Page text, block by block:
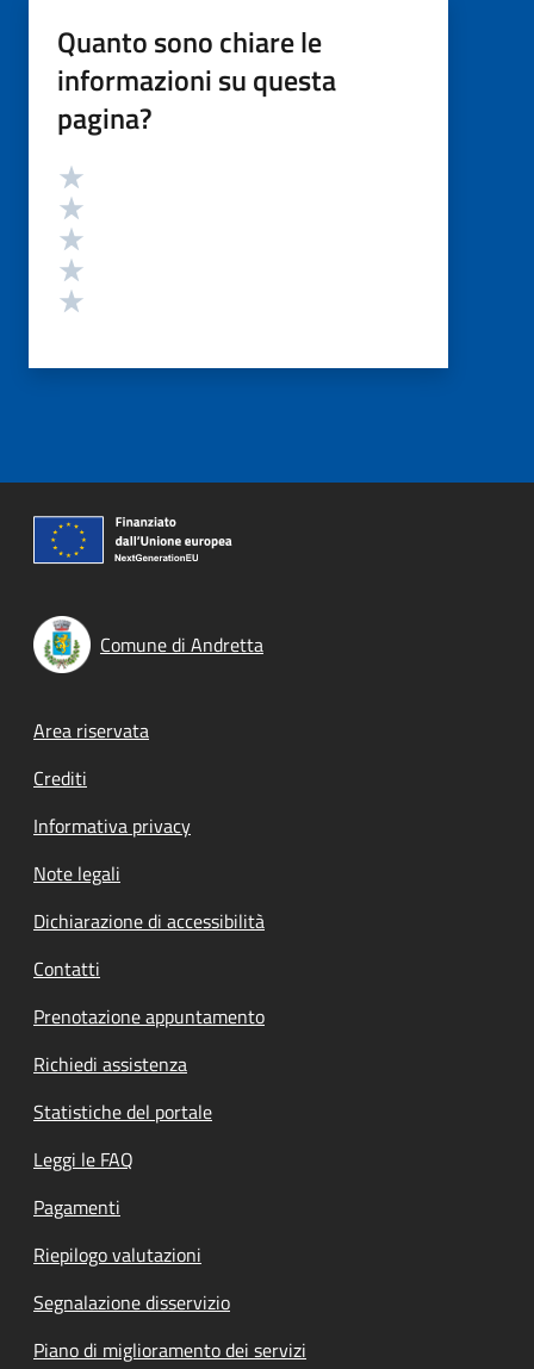
Quanto sono chiare le
informazioni su questa
pagina?
Valutazione
Comune di Andretta
Footer menu
Area riservata
Crediti
Informativa privacy
Note legali
Dichiarazione di accessibilità
Contatti
Prenotazione appuntamento
Richiedi assistenza
Statistiche del portale
Leggi le FAQ
Pagamenti
Riepilogo valutazioni
Segnalazione disservizio
Piano di miglioramento dei servizi